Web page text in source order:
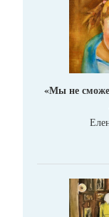
«Мы не